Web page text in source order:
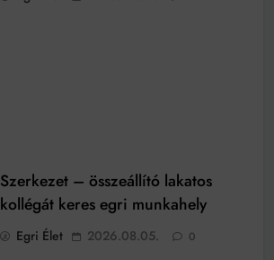
Szerkezet – összeállító lakatos
kollégát keres egri munkahely
Egri Élet 2026.08.05. 0